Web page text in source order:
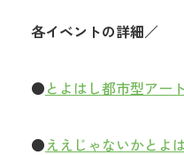
各イベントの詳細／
●とよはし都市型アー
●ええじゃないかとよ